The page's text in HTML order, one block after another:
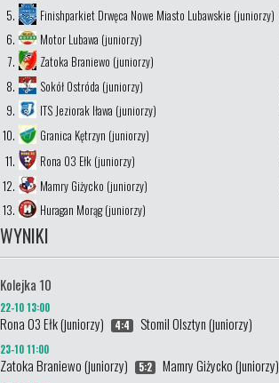
5.
Finishparkiet Drwęca Nowe Miasto Lubawskie (juniorzy)
6.
Motor Lubawa (juniorzy)
7.
Zatoka Braniewo (juniorzy)
8.
Sokół Ostróda (juniorzy)
9.
ITS Jeziorak Iława (juniorzy)
10.
Granica Kętrzyn (juniorzy)
11.
Rona 03 Ełk (juniorzy)
12.
Mamry Giżycko (juniorzy)
13.
Huragan Morąg (juniorzy)
WYNIKI
Kolejka 10
22-10 13:00
Rona 03 Ełk (juniorzy) 4:4 Stomil Olsztyn (juniorzy)
23-10 11:00
Zatoka Braniewo (juniorzy) 5:2 Mamry Giżycko (juniorzy)